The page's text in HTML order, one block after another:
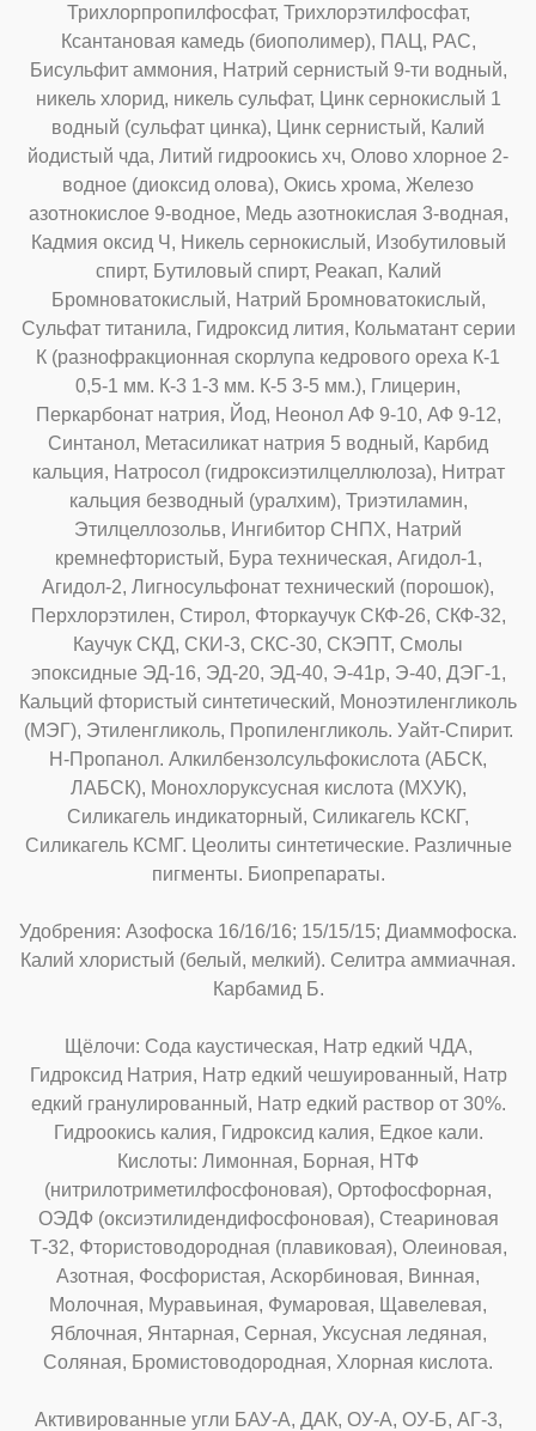
Трихлорпропилфосфат, Трихлорэтилфосфат,
Ксантановая камедь (биополимер), ПАЦ, PAC,
Бисульфит аммония, Натрий сернистый 9-ти водный,
никель хлорид, никель сульфат, Цинк сернокислый 1
водный (сульфат цинка), Цинк сернистый, Калий
йодистый чда, Литий гидроокись хч, Олово хлорное 2-
водное (диоксид олова), Окись хрома, Железо
азотнокислое 9-водное, Медь азотнокислая 3-водная,
Кадмия оксид Ч, Никель сернокислый, Изобутиловый
спирт, Бутиловый спирт, Реакап, Калий
Бромноватокислый, Натрий Бромноватокислый,
Сульфат титанила, Гидроксид лития, Кольматант серии
К (разнофракционная скорлупа кедрового ореха К-1
0,5-1 мм. К-3 1-3 мм. К-5 3-5 мм.), Глицерин,
Перкарбонат натрия, Йод, Неонол АФ 9-10, АФ 9-12,
Синтанол, Метасиликат натрия 5 водный, Карбид
кальция, Натросол (гидроксиэтилцеллюлоза), Нитрат
кальция безводный (уралхим), Триэтиламин,
Этилцеллозольв, Ингибитор СНПХ, Натрий
кремнефтористый, Бура техническая, Агидол-1,
Агидол-2, Лигносульфонат технический (порошок),
Перхлорэтилен, Стирол, Фторкаучук СКФ-26, СКФ-32,
Каучук СКД, СКИ-3, СКС-30, СКЭПТ, Смолы
эпоксидные ЭД-16, ЭД-20, ЭД-40, Э-41р, Э-40, ДЭГ-1,
Кальций фтористый синтетический, Моноэтиленгликоль
(МЭГ), Этиленгликоль, Пропиленгликоль. Уайт-Спирит.
Н-Пропанол. Алкилбензолсульфокислота (АБСК,
ЛАБСК), Монохлоруксусная кислота (МХУК),
Силикагель индикаторный, Силикагель КСКГ,
Силикагель КСМГ. Цеолиты синтетические. Различные
пигменты. Биопрепараты.
Удобрения: Азофоска 16/16/16; 15/15/15; Диаммофоска.
Калий хлористый (белый, мелкий). Селитра аммиачная.
Карбамид Б.
Щёлочи: Сода каустическая, Натр едкий ЧДА,
Гидроксид Натрия, Натр едкий чешуированный, Натр
едкий гранулированный, Натр едкий раствор от 30%.
Гидроокись калия, Гидроксид калия, Едкое кали.
Кислоты: Лимонная, Борная, НТФ
(нитрилотриметилфосфоновая), Ортофосфорная,
ОЭДФ (оксиэтилидендифосфоновая), Стеариновая
Т-32, Фтористоводородная (плавиковая), Олеиновая,
Азотная, Фосфористая, Аскорбиновая, Винная,
Молочная, Муравьиная, Фумаровая, Щавелевая,
Яблочная, Янтарная, Серная, Уксусная ледяная,
Соляная, Бромистоводородная, Хлорная кислота.
Активированные угли БАУ-А, ДАК, ОУ-А, ОУ-Б, АГ-3,